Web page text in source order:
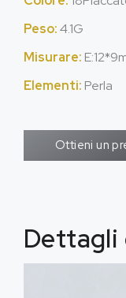
Peso:4.1G
Misurare:
Elementi: Perla
Ottieni un